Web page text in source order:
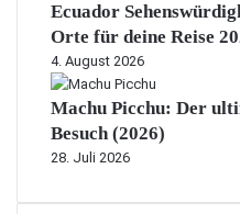
Ecuador
Orte für deine Reise
4. August 2026
Machu Picchu: Der
Besuch (2026)
28. Juli 2026